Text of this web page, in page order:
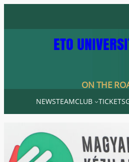
ETO
ON THE
NEWSTEAMCLUB TICKETS